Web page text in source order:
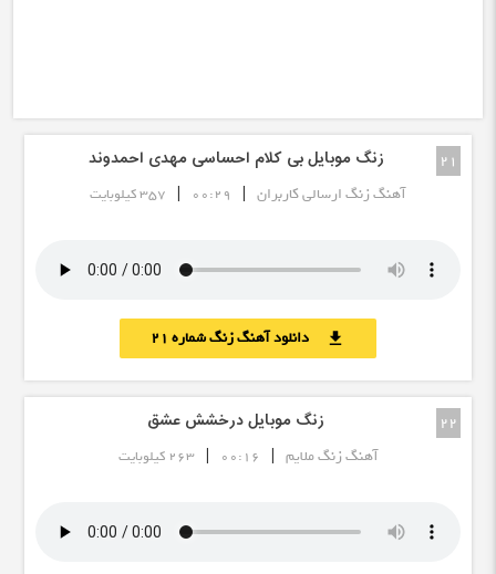
21 زنگ موبایل بی کلام احساسی مهدی احمدوند
آهنگ زنگ ارسالی کاربران |
00:29
| 357 کیلوبایت
download دانلود آهنگ زنگ شماره 21
22 زنگ موبایل درخشش عشق
آهنگ زنگ ملایم |
00:16
| 263 کیلوبایت